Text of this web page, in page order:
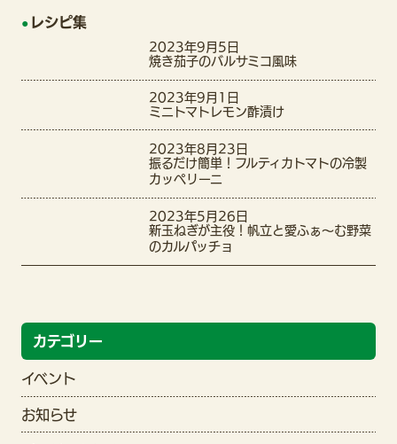
レシピ集
2023年9月5日
焼き茄子のバルサミコ風味
2023年9月1日
ミニトマトレモン酢漬け
2023年8月23日
振るだけ簡単！フルティカトマトの冷製
カッペリーニ
2023年5月26日
新玉ねぎが主役！帆立と愛ふぁ〜む野菜
のカルパッチョ
カテゴリー
イベント
お知らせ